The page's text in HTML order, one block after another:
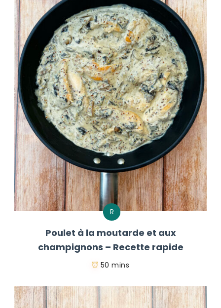
R
Poulet à la moutarde et aux
champignons – Recette rapide
50 mins